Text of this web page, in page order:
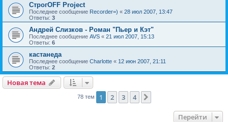
СтрогOFF Project
Последнее сообщение Recorder=) « 28 июл 2007, 13:47
Ответы: 3
Андрей Слизков - Роман "Пьер и Кэт"
Последнее сообщение AVS « 21 июл 2007, 15:13
Ответы: 6
кастанеда
Последнее сообщение Charlotte « 12 июн 2007, 21:11
Ответы: 2
Новая тема
78 тем 1 2 3 4
Перейти